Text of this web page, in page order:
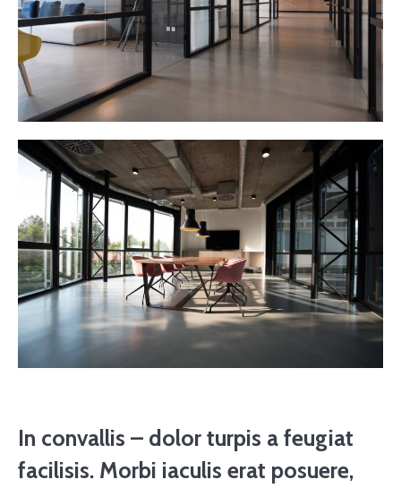
In convallis – dolor turpis a feugiat
facilisis. Morbi iaculis erat posuere,